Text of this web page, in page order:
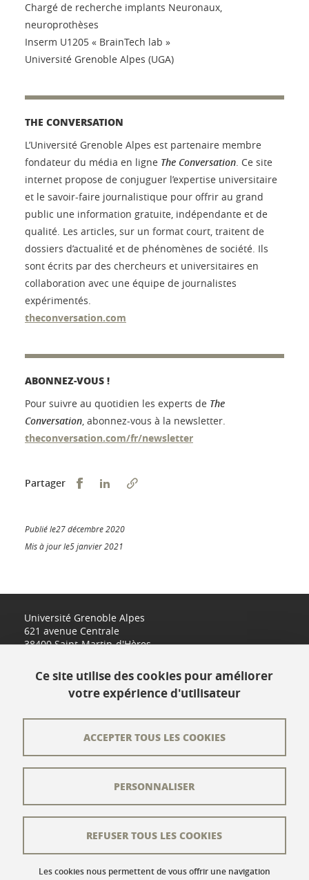
Chargé de recherche implants Neuronaux,
neuroprothèses
Inserm U1205 « BrainTech lab »
Université Grenoble Alpes (UGA)
THE CONVERSATION
L’Université Grenoble Alpes est partenaire membre
fondateur du média en ligne The Conversation. Ce site
internet propose de conjuguer l’expertise universitaire
et le savoir-faire journalistique pour offrir au grand
public une information gratuite, indépendante et de
qualité. Les articles, sur un format court, traitent de
dossiers d’actualité et de phénomènes de société. Ils
sont écrits par des chercheurs et universitaires en
collaboration avec une équipe de journalistes
expérimentés.
theconversation.com
ABONNEZ-VOUS !
Pour suivre au quotidien les experts de The
Conversation, abonnez-vous à la newsletter.
theconversation.com/fr/newsletter
Partager Partager sur Facebook
Partager sur LinkedIn
Publié le27 décembre 2020
Mis à jour le5 janvier 2021
Université Grenoble Alpes
621 avenue Centrale
38400 Saint-Martin-d'Hères
L'équipe éditoriale
Crédits
Mentions légales
Données personnelles
Ce site utilise des cookies pour améliorer
votre expérience d'utilisateur
Les cookies nous permettent de vous offrir une navigation
ACCEPTER TOUS LES COOKIES
REFUSER TOUS LES COOKIES
PERSONNALISER